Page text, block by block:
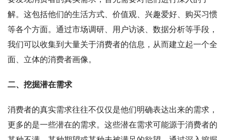
解。这包括他们的生活方式、价值观、兴趣爱好、购买习惯
等各个方面。通过市场调研、用户访谈、数据分析等手段，
我们可以收集到大量关于消费者的信息，从而建立起一个全
面、立体的消费者画像。
二、挖掘潜在需求
消费者的真实需求往往不仅仅是他们明确表达出来的需求，
更多的是一些潜在的需求。这些潜在需求可能源于消费者的